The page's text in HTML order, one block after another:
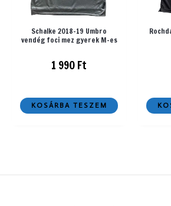
Schalke 2018-19 Umbro
vendég foci mez gyerek M-es
1 990Ft
KOSÁRBA TESZEM